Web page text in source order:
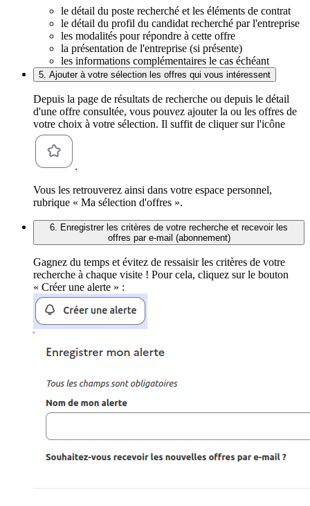
le détail du poste recherché et les éléments de contrat
le détail du profil du candidat recherché par l'entreprise
les modalités pour répondre à cette offre
la présentation de l'entreprise (si présente)
les informations complémentaires le cas échéant
5. Ajouter à votre sélection les offres qui vous intéressent
Depuis la page de résultats de recherche ou depuis le détail
d'une offre consultée, vous pouvez ajouter la ou les offres de
votre choix à votre sélection. Il suffit de cliquer sur l'icône
.
Vous les retrouverez ainsi dans votre espace personnel,
rubrique « Ma sélection d'offres ».
6. Enregistrer les critères de votre recherche et recevoir les
offres par e-mail (abonnement)
Gagnez du temps et évitez de ressaisir les critères de votre
recherche à chaque visite ! Pour cela, cliquez sur le bouton
« Créer une alerte » :